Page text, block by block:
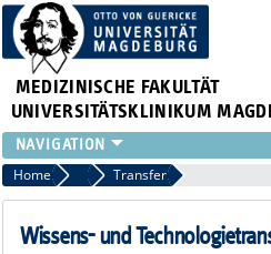
MEDIZINISCHE FAKULTÄT
UNIVERSITÄTSKLINIKUM
INSTITUTE
KLINIKEN
ZENTRALE EINRICHTUNGEN
Home ForschungTransfer
Wissens- und